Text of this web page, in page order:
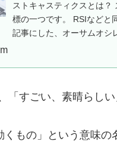
ストキャスティクスとは？
標の一つです。 RSIなどと
記事にした、オーサムオシ
「すごい、素晴らし
もの」という意味の